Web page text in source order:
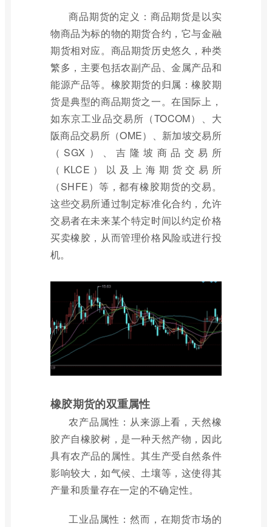
商品期货的定义：商品期货是以实
物商品为标的物的期货合约，它与金融
期货相对应。商品期货历史悠久，种类
繁多，主要包括农副产品、金属产品和
能源产品等。橡胶期货的归属：橡胶期
货是典型的商品期货之一。在国际上，
如东京工业品交易所（TOCOM）、大
阪商品交易所（OME）、新加坡交易所
（SGX）、吉隆坡商品交易所
（KLCE）以及上海期货交易所
（SHFE）等，都有橡胶期货的交易。
这些交易所通过制定标准化合约，允许
交易者在未来某个特定时间以约定价格
买卖橡胶，从而管理价格风险或进行投
机。
橡胶期货的双重属性
农产品属性：从来源上看，天然橡
胶产自橡胶树，是一种天然产物，因此
具有农产品的属性。其生产受自然条件
影响较大，如气候、土壤等，这使得其
产量和质量存在一定的不确定性。
工业品属性：然而，在期货市场的